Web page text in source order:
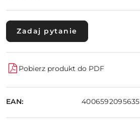
Zadaj pytanie
Pobierz produkt do PDF
EAN: 4006592095635